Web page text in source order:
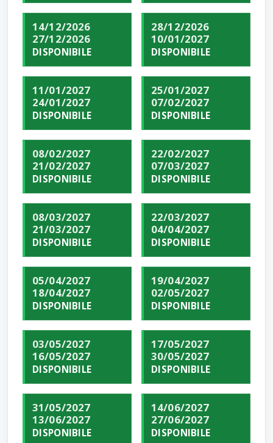
14/12/2026
27/12/2026
DISPONIBILE
28/12/2026
10/01/2027
DISPONIBILE
11/01/2027
24/01/2027
DISPONIBILE
25/01/2027
07/02/2027
DISPONIBILE
08/02/2027
21/02/2027
DISPONIBILE
22/02/2027
07/03/2027
DISPONIBILE
08/03/2027
21/03/2027
DISPONIBILE
22/03/2027
04/04/2027
DISPONIBILE
05/04/2027
18/04/2027
DISPONIBILE
19/04/2027
02/05/2027
DISPONIBILE
03/05/2027
16/05/2027
DISPONIBILE
17/05/2027
30/05/2027
DISPONIBILE
31/05/2027
13/06/2027
DISPONIBILE
14/06/2027
27/06/2027
DISPONIBILE